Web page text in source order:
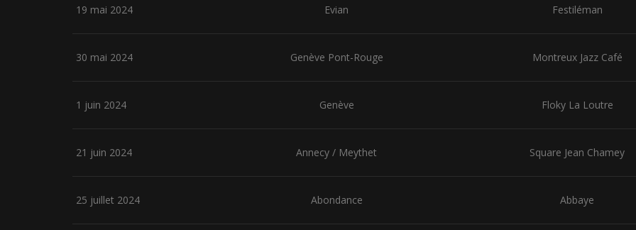
19 mai 2024 Evian Festiléman
30 mai 2024 Genève Pont-Rouge Montreux Jazz Café
1 juin 2024 Genève Floky La Loutre
21 juin 2024 Annecy / Meythet Square Jean Chamey
25 juillet 2024 Abondance Abbaye